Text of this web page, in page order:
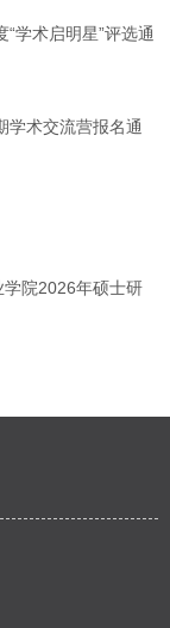
学术启明星”评选通
学术交流营报名通
学院2026年硕士研